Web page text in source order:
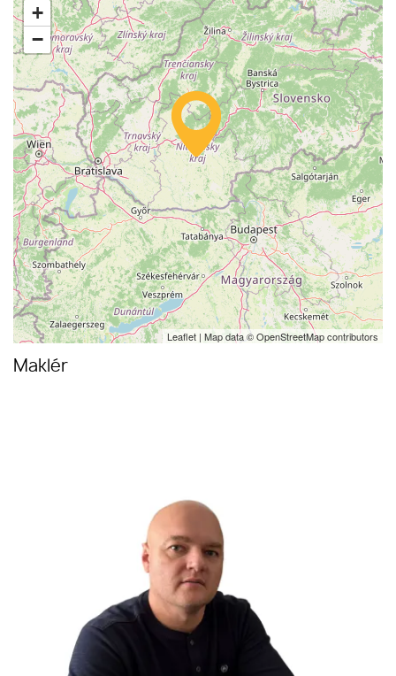
+
−
Leaflet | Map data ©OpenStreetMapcontributors
Maklér